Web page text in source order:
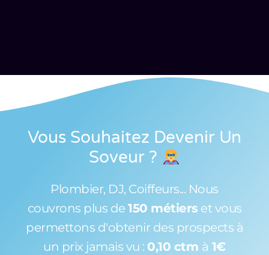
Vous Souhaitez Devenir Un
Soveur ?
Plombier, DJ, Coiffeurs... Nous
couvrons plus de 150 métiers et vous
permettons d'obtenir des prospects à
un prix jamais vu : 0,10 ctm à 1€